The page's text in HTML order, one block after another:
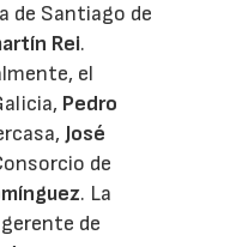
de Santiago de
Rei.
el
Pedro
José
de
. La
de